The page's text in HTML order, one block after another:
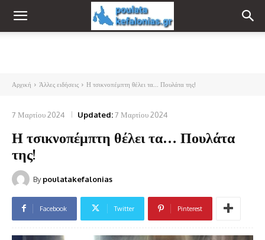
Αρχική Άλλες ειδήσεις Η τσικνοπέμπτη θέλει τα... Πουλάτα της!
7 Μαρτίου 2024 Updated:7 Μαρτίου 2024
Η τσικνοπέμπτη θέλει τα… Πουλάτα
της!
By poulatakefalonias
Facebook Twitter Pinterest